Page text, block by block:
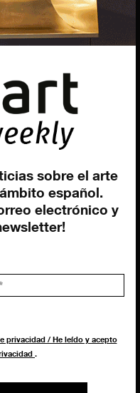
sobre el arte
español.
electrónico y
privacidad / He leído y acepto
.